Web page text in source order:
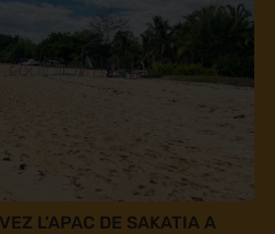
L’APAC DE SAKATIA A